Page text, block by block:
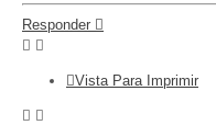
Responder
Vista Para Imprimir